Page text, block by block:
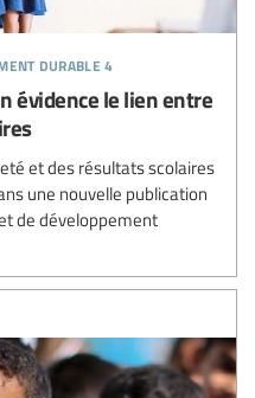
durable 4
évidence le lien entre
et des résultats scolaires
une nouvelle publication
de développement